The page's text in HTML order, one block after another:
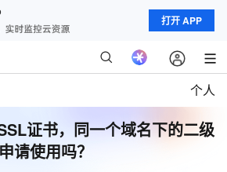
打开 APP
个人
证书，同一个域名下的二级
请使用吗？